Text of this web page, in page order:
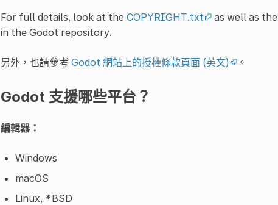
For full details, look at the COPYRIGHT.txt as well as the
in the Godot repository.
另外，也請參考 Godot 網站上的授權條款頁面 (英文) 。
Godot 支援哪些平台？
編輯器：
Windows
macOS
Linux, *BSD